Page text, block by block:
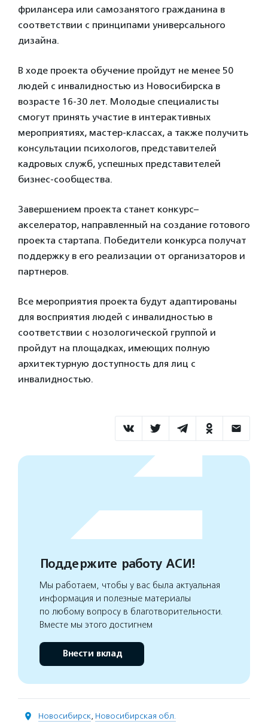
фрилансера или самозанятого гражданина в
соответствии с принципами универсального
дизайна.
В ходе проекта обучение пройдут не менее 50
людей с инвалидностью из Новосибирска в
возрасте 16-30 лет. Молодые специалисты
смогут принять участие в интерактивных
мероприятиях, мастер-классах, а также получить
консультации психологов, представителей
кадровых служб, успешных представителей
бизнес-сообщества.
Завершением проекта станет конкурс–
акселератор, направленный на создание готового
проекта стартапа. Победители конкурса получат
поддержку в его реализации от организаторов и
партнеров.
Все мероприятия проекта будут адаптированы
для восприятия людей с инвалидностью в
соответствии с нозологической группой и
пройдут на площадках, имеющих полную
архитектурную доступность для лиц с
инвалидностью.
Поддержите работу АСИ!
Мы работаем, чтобы у вас была актуальная
информация и полезные материалы
по любому вопросу в благотворительности.
Вместе мы этого достигнем
Внести вклад
Новосибирск, Новосибирская обл.